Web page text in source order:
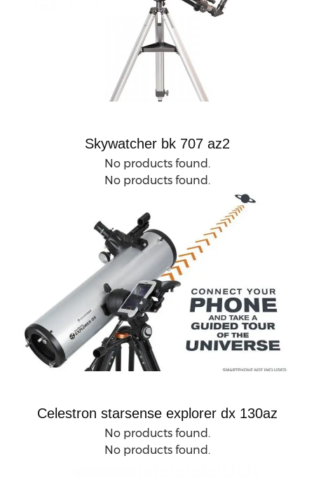
Skywatcher bk 707 az2
No products found.
No products found.
Celestron starsense explorer dx 130az
No products found.
No products found.